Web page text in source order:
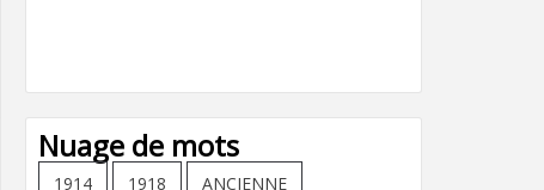
Nuage de mots
1914 1918 ANCIENNE